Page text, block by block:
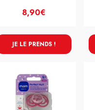
8,90€
JE LE PRENDS !